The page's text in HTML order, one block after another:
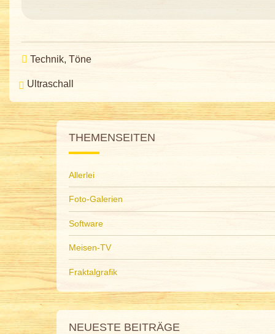
Technik Töne
Ultraschall
THEMENSEITEN
Allerlei
Foto-Galerien
Software
Meisen-TV
Fraktalgrafik
NEUESTE BEITRÄGE